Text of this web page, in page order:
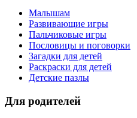
Малышам
Развивающие игры
Пальчиковые игры
Пословицы и поговорки
Загадки для детей
Раскраски для детей
Детские пазлы
Для родителей